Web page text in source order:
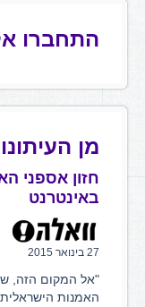
התחברו
מן
חזון אספני
באינטרנט
27 בינואר 2015
"אל המקום הזה,
האמנות